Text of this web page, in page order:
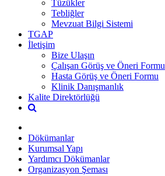
Tüzükler
Tebliğler
Mevzuat Bilgi Sistemi
TGAP
İletişim
Bize Ulaşın
Çalışan Görüş ve Öneri Formu
Hasta Görüş ve Öneri Formu
Klinik Danışmanlık
Kalite Direktörlüğü
Dökümanlar
Kurumsal Yapı
Yardımcı Dökümanlar
Organizasyon Şeması